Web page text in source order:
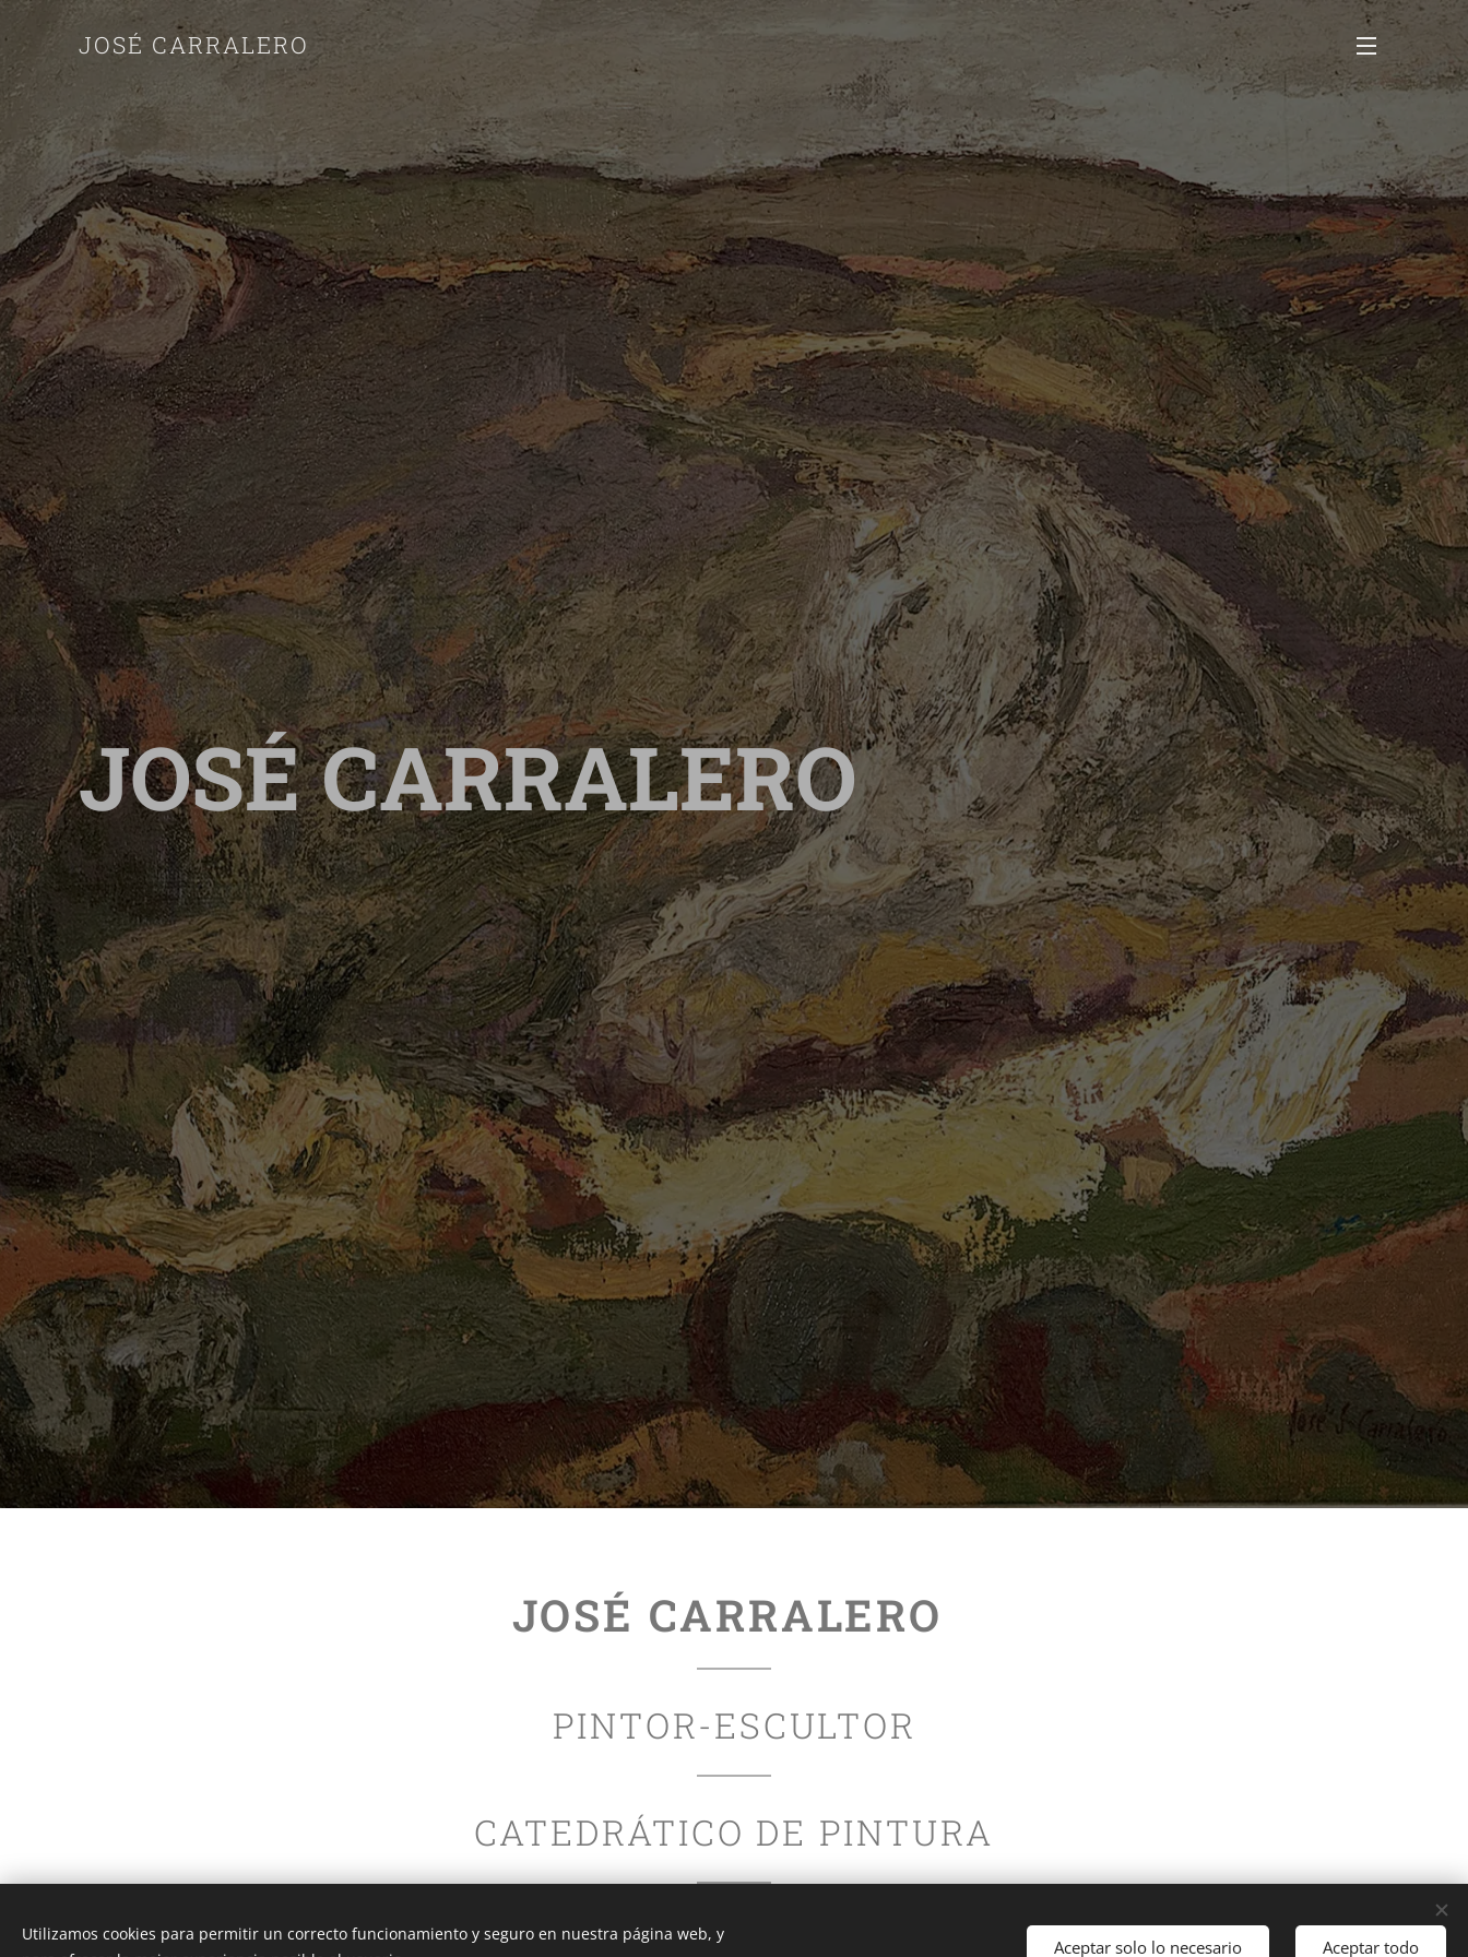
JOSÉ CARRALERO
JOSÉ CARRALERO
JOSÉ CARRALERO
PINTOR-ESCULTOR
CATEDRÁTICO DE PINTURA
Utilizamos cookies para permitir un correcto funcionamiento y seguro en nuestra página web, y
Aceptar solo lo necesario Aceptar todo